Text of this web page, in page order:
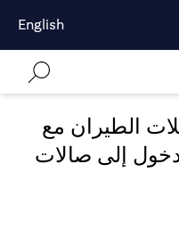
English
الطيران مع
إلى صالات